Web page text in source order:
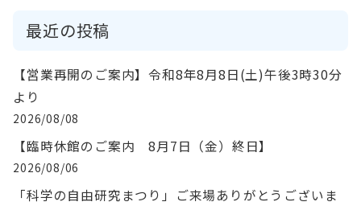
最近の投稿
【営業再開のご案内】令和8年8月8日(土)午後3時30分
より
2026/08/08
【臨時休館のご案内 8月7日（金）終日】
2026/08/06
「科学の自由研究まつり」ご来場ありがとうございま